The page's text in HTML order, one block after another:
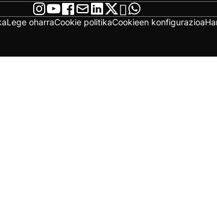
Lege oharraCookie politikaCookieen konfigurazioa